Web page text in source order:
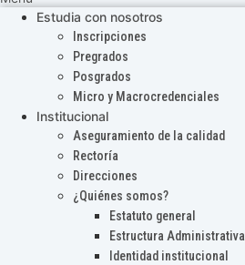
Estudia con nosotros
Inscripciones
Pregrados
Posgrados
Micro y Macrocredenciales
Institucional
Aseguramiento de la calidad
Rectoría
Direcciones
¿Quiénes somos?
Estatuto general
Estructura Administrativa
Identidad institucional